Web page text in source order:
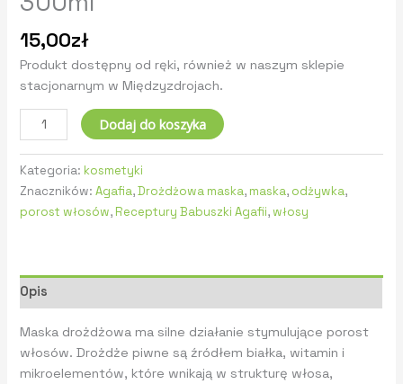
15,00zł
Produkt dostępny od ręki, również w naszym sklepie
stacjonarnym w Międzyzdrojach.
Dodaj do koszyka
Kategoria: kosmetyki
Znaczników:Agafia,Drożdżowa maska, maska, odżywka,
porost włosów, Receptury Babuszki Agafii,włosy
Opis
Maska drożdżowa ma silne działanie stymulujące porost
włosów. Drożdże piwne są źródłem białka, witamin i
mikroelementów, które wnikają w strukturę włosa,